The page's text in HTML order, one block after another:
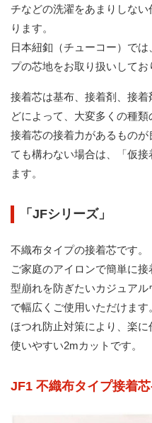
チなどの洗濯をあまりしな
ります。
日本紐釦（チューコー）で
プの芯地をお取り扱いしてお
接着芯は基布、接着剤、接
どによって、大変多くの種類
接着芯の接着力があるものが
ても構わない場合は、「仮
ます。
「JFシリーズ」
不織布タイプの接着芯です。
ご家庭のアイロンで簡単に接
型崩れを防ぎたいカジュア
で幅広くご使用いただけます
ほつれ防止対策により、楽に
使いやすい2mカットです。
JF1 不織布タイプ接着